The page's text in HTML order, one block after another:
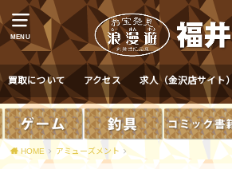
MENU
買取について アクセス 求人（金沢店サイト）
HOME アミューズメント